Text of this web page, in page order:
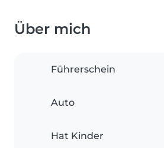
Über mich
Führerschein
Auto
Hat Kinder